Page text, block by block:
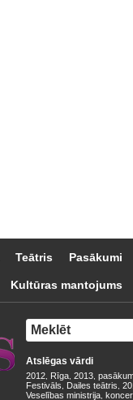
Teātris Pasākumi
Kultūras mantojums
Atslēgas vārdi
2012 Rīga 2013
Festivāls Dailes teātris
Veselības ministrija